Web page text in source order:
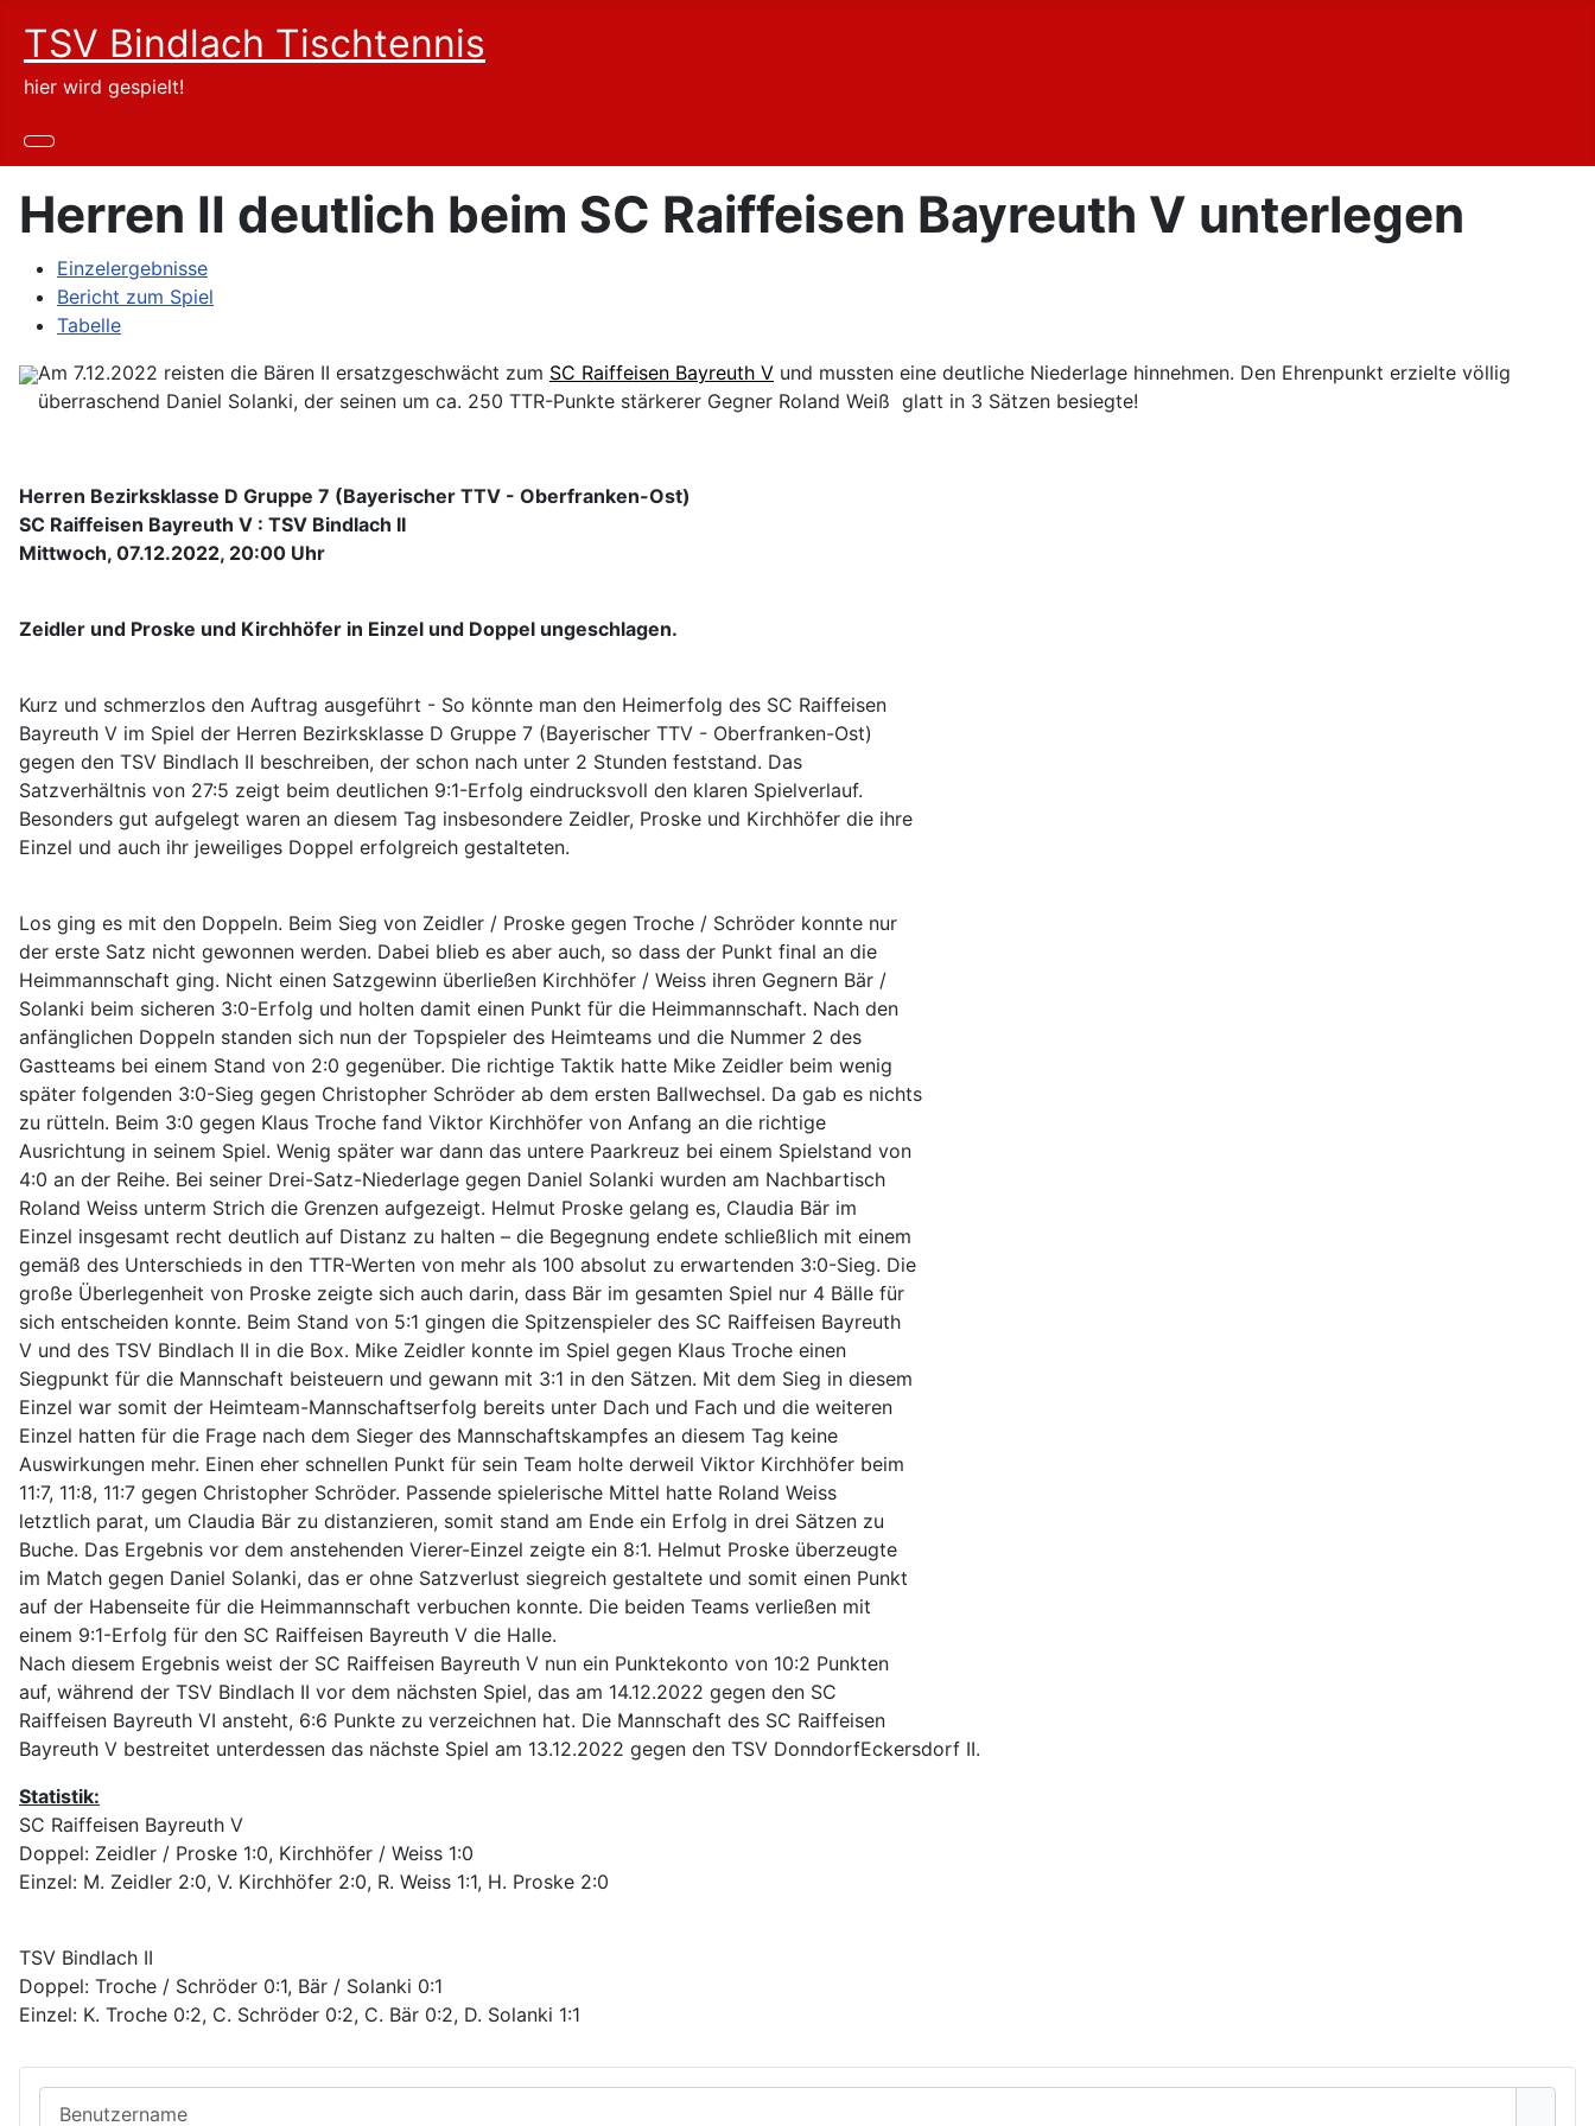
TSV Bindlach Tischtennis
hier wird gespielt!
Herren II deutlich beim SC Raiffeisen Bayreuth V unterlegen
Einzelergebnisse
Bericht zum Spiel
Tabelle
Am 7.12.2022 reisten die Bären II ersatzgeschwächt zum SC Raiffeisen Bayreuth V und mussten eine deutliche Niederlage hinnehmen. Den Ehrenpunkt erzielte völlig
überraschend Daniel Solanki, der seinen um ca. 250 TTR-Punkte stärkerer Gegner Roland Weiß glatt in 3 Sätzen besiegte!
Herren Bezirksklasse D Gruppe 7 (Bayerischer TTV - Oberfranken-Ost)
SC Raiffeisen Bayreuth V : TSV Bindlach II
Mittwoch, 07.12.2022, 20:00 Uhr
Zeidler und Proske und Kirchhöfer in Einzel und Doppel ungeschlagen.
Kurz und schmerzlos den Auftrag ausgeführt - So könnte man den Heimerfolg des SC Raiffeisen
Bayreuth V im Spiel der Herren Bezirksklasse D Gruppe 7 (Bayerischer TTV - Oberfranken-Ost)
gegen den TSV Bindlach II beschreiben, der schon nach unter 2 Stunden feststand. Das
Satzverhältnis von 27:5 zeigt beim deutlichen 9:1-Erfolg eindrucksvoll den klaren Spielverlauf.
Besonders gut aufgelegt waren an diesem Tag insbesondere Zeidler, Proske und Kirchhöfer die ihre
Einzel und auch ihr jeweiliges Doppel erfolgreich gestalteten.
Los ging es mit den Doppeln. Beim Sieg von Zeidler / Proske gegen Troche / Schröder konnte nur
der erste Satz nicht gewonnen werden. Dabei blieb es aber auch, so dass der Punkt final an die
Heimmannschaft ging. Nicht einen Satzgewinn überließen Kirchhöfer / Weiss ihren Gegnern Bär /
Solanki beim sicheren 3:0-Erfolg und holten damit einen Punkt für die Heimmannschaft. Nach den
anfänglichen Doppeln standen sich nun der Topspieler des Heimteams und die Nummer 2 des
Gastteams bei einem Stand von 2:0 gegenüber. Die richtige Taktik hatte Mike Zeidler beim wenig
später folgenden 3:0-Sieg gegen Christopher Schröder ab dem ersten Ballwechsel. Da gab es nichts
zu rütteln. Beim 3:0 gegen Klaus Troche fand Viktor Kirchhöfer von Anfang an die richtige
Ausrichtung in seinem Spiel. Wenig später war dann das untere Paarkreuz bei einem Spielstand von
4:0 an der Reihe. Bei seiner Drei-Satz-Niederlage gegen Daniel Solanki wurden am Nachbartisch
Roland Weiss unterm Strich die Grenzen aufgezeigt. Helmut Proske gelang es, Claudia Bär im
Einzel insgesamt recht deutlich auf Distanz zu halten – die Begegnung endete schließlich mit einem
gemäß des Unterschieds in den TTR-Werten von mehr als 100 absolut zu erwartenden 3:0-Sieg. Die
große Überlegenheit von Proske zeigte sich auch darin, dass Bär im gesamten Spiel nur 4 Bälle für
sich entscheiden konnte. Beim Stand von 5:1 gingen die Spitzenspieler des SC Raiffeisen Bayreuth
V und des TSV Bindlach II in die Box. Mike Zeidler konnte im Spiel gegen Klaus Troche einen
Siegpunkt für die Mannschaft beisteuern und gewann mit 3:1 in den Sätzen. Mit dem Sieg in diesem
Einzel war somit der Heimteam-Mannschaftserfolg bereits unter Dach und Fach und die weiteren
Einzel hatten für die Frage nach dem Sieger des Mannschaftskampfes an diesem Tag keine
Auswirkungen mehr. Einen eher schnellen Punkt für sein Team holte derweil Viktor Kirchhöfer beim
11:7, 11:8, 11:7 gegen Christopher Schröder. Passende spielerische Mittel hatte Roland Weiss
letztlich parat, um Claudia Bär zu distanzieren, somit stand am Ende ein Erfolg in drei Sätzen zu
Buche. Das Ergebnis vor dem anstehenden Vierer-Einzel zeigte ein 8:1. Helmut Proske überzeugte
im Match gegen Daniel Solanki, das er ohne Satzverlust siegreich gestaltete und somit einen Punkt
auf der Habenseite für die Heimmannschaft verbuchen konnte. Die beiden Teams verließen mit
einem 9:1-Erfolg für den SC Raiffeisen Bayreuth V die Halle.
Nach diesem Ergebnis weist der SC Raiffeisen Bayreuth V nun ein Punktekonto von 10:2 Punkten
auf, während der TSV Bindlach II vor dem nächsten Spiel, das am 14.12.2022 gegen den SC
Raiffeisen Bayreuth VI ansteht, 6:6 Punkte zu verzeichnen hat. Die Mannschaft des SC Raiffeisen
Bayreuth V bestreitet unterdessen das nächste Spiel am 13.12.2022 gegen den TSV DonndorfEckersdorf II.
Statistik:
SC Raiffeisen Bayreuth V
Doppel: Zeidler / Proske 1:0, Kirchhöfer / Weiss 1:0
Einzel: M. Zeidler 2:0, V. Kirchhöfer 2:0, R. Weiss 1:1, H. Proske 2:0
TSV Bindlach II
Doppel: Troche / Schröder 0:1, Bär / Solanki 0:1
Einzel: K. Troche 0:2, C. Schröder 0:2, C. Bär 0:2, D. Solanki 1:1